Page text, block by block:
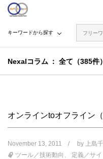
Nexalコラム 全て（385件）
キーワードから探す
オンラインtoオフライン
November 13, 2011 by
上島
ツール／技術動向
定義／サ